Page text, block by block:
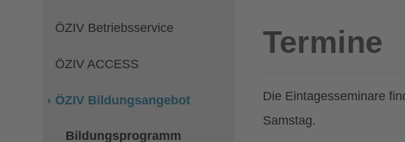
ÖZIV Betriebsservice
ÖZIV ACCESS
ÖZIV Bildungsangebot
Bildungsprogramm
Termine
Die Eintagesseminare
Samstag.